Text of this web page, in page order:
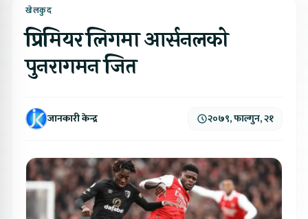
खेलकुद
प्रिमियर लिगमा आर्सनलको
पुनरागमन जित
जानकारी केन्द्र २०७९, फाल्गुन, २१